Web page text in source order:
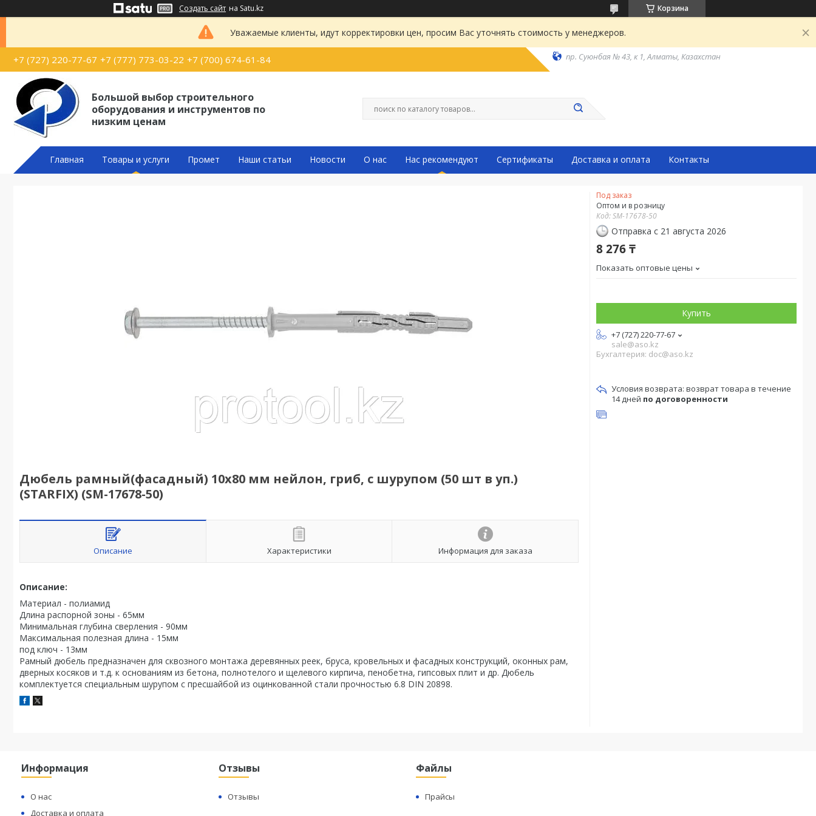
Создать сайт на Satu.kz Корзина
Уважаемые клиенты, идут корректировки цен, просим Вас уточнять стоимость у менеджеров.
+7 (727) 220-77-67 +7 (777) 773-03-22 +7 (700) 674-61-84 пр. Суюнбая № 43, к 1, Алматы, Казахстан
Большой выбор строительного
оборудования и инструментов по
низким ценам
Главная Товары и услуги Промет Наши статьи Новости О нас Нас рекомендуют Сертификаты Доставка и оплата Контакты
Дюбель рамный(фасадный) 10х80 мм нейлон, гриб, с шурупом (50 шт в уп.)
(STARFIX) (SM-17678-50)
Описание Характеристики Информация для заказа
Описание:
Материал - полиамид
Длина распорной зоны - 65мм
Минимальная глубина сверления - 90мм
Максимальная полезная длина - 15мм
под ключ - 13мм
Рамный дюбель предназначен для сквозного монтажа деревянных реек, бруса, кровельных и фасадных конструкций, оконных рам,
дверных косяков и т.д. к основаниям из бетона, полнотелого и щелевого кирпича, пенобетна, гипсовых плит и др. Дюбель
комплектуется специальным шурупом с пресшайбой из оцинкованной стали прочностью 6.8 DIN 20898.
Под заказ
Оптом и в розницу
Код:SM-17678-50
Отправка с 21 августа 2026
8 276 ₸
Показать оптовые цены
Купить
+7 (727) 220-77-67
sale@aso.kz
Бухгалтерия: doc@aso.kz
возврат товара в течение
14 дней по договоренности
Информация
О нас
Доставка и оплата
Отзывы
Отзывы
Файлы
Прайсы